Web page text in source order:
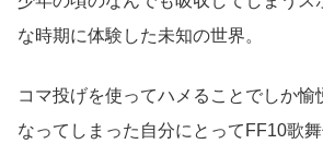
な時期に体験した未知の世界。
コマ投げを使ってハメることでしか愉
なってしまった自分にとってFF10歌